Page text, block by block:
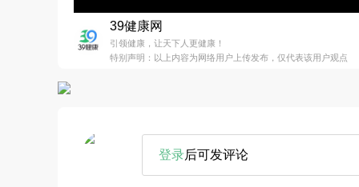
39健康网
引领健康，让天下人更健康！
特别声明：以上内容为网络用户上传发布，仅代表该用户观点
登录后可发评论